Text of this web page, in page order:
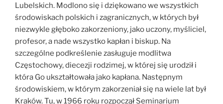
Lubelskich. Modlono się i dziękowano we wszystkich
środowiskach polskich i zagranicznych, w których był
niezwykle głęboko zakorzeniony, jako uczony, myśliciel,
profesor, a nade wszystko kapłan i biskup. Na
szczególne podkreślenie zasługuje modlitwa
Częstochowy, diecezji rodzimej, w której się urodził i
która Go ukształtowała jako kapłana. Następnym
środowiskiem, w którym zakorzeniał się na wiele lat był
Kraków. Tu, w 1966 roku rozpoczął Seminarium